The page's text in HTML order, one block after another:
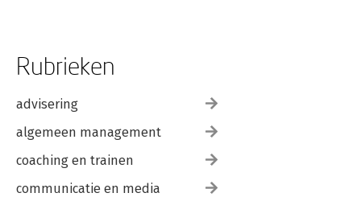
Rubrieken
advisering
algemeen management
coaching en trainen
communicatie en media